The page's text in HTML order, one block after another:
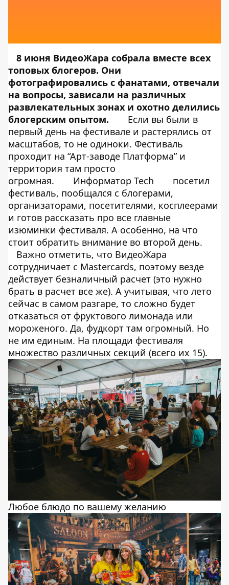
8 июня ВидеоЖара собрала вместе всех
топовых блогеров. Они
фотографировались с фанатами, отвечали
на вопросы, зависали на различных
развлекательных зонах и охотно делились
блогерским опытом.
Если вы были в
первый день на фестивале и растерялись от
масштабов, то не одиноки. Фестиваль
проходит на “Арт-заводе Платформа” и
территория там просто
огромная.
Информатор Tech
посетил
фестиваль, пообщался с блогерами,
организаторами, посетителями, косплеерами
и готов рассказать про все главные
изюминки фестиваля. А особенно, на что
стоит обратить внимание во второй день.
Важно отметить, что ВидеоЖара
сотрудничает с Mastercards, поэтому везде
действует безналичный расчет (это нужно
брать в расчет все же). А учитывая, что лето
сейчас в самом разгаре, то сложно будет
отказаться от фруктового лимонада или
мороженого. Да, фудкорт там огромный. Но
не им единым. На площади фестиваля
множество различных секций (всего их 15).
Любое блюдо по вашему желанию